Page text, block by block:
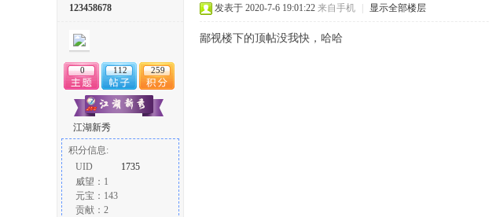
123458678
0 112 259
江湖新秀
积分信息:
UID
1735
威望：1
元宝：143
贡献：2
发表于 2020-7-6 19:01:22 来自手机 显示全部楼层
鄙视楼下的顶帖没我快，哈哈